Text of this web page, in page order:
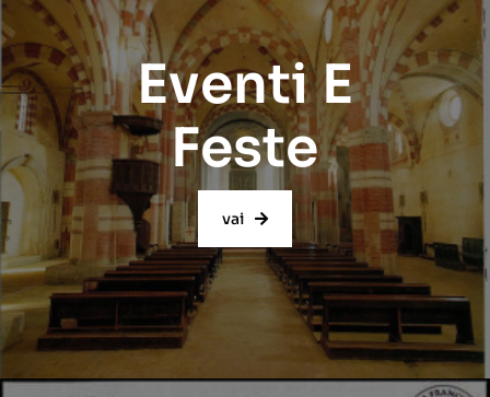
Eventi E
Feste
vai